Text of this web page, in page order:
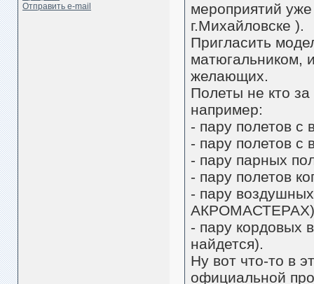
Отправить e-mail
мероприятий
г.Михайловске ).
Пригласить
матюгальником,
желающих.
Полеты не кто
например:
- пару полетов с
- пару полетов
- пару парных
- пару полетов
- пару
- пару кордовых
найдется).
Ну вот что-то в
официальной